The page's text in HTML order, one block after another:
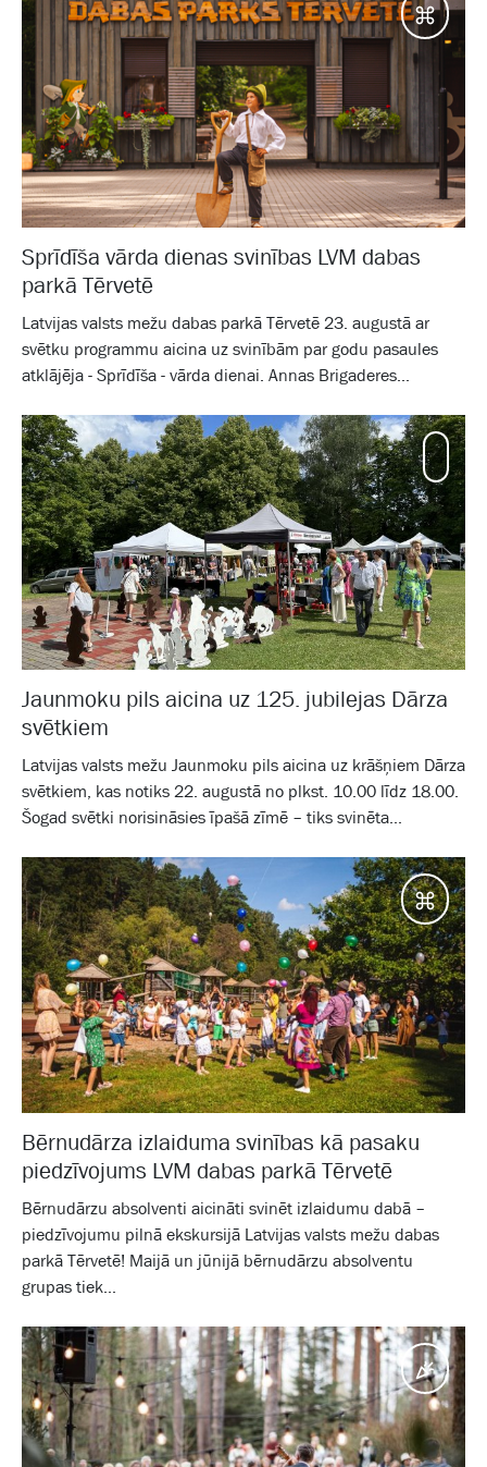
Sprīdīša vārda dienas svinības LVM dabas
parkā Tērvetē
Latvijas valsts mežu dabas parkā Tērvetē 23. augustā ar
svētku programmu aicina uz svinībām par godu pasaules
atklājēja - Sprīdīša - vārda dienai. Annas Brigaderes...
Jaunmoku pils aicina uz 125. jubilejas Dārza
svētkiem
Latvijas valsts mežu Jaunmoku pils aicina uz krāšņiem Dārza
svētkiem, kas notiks 22. augustā no plkst. 10.00 līdz 18.00.
Šogad svētki norisināsies īpašā zīmē – tiks svinēta...
Bērnudārza izlaiduma svinības kā pasaku
piedzīvojums LVM dabas parkā Tērvetē
Bērnudārzu absolventi aicināti svinēt izlaidumu dabā –
piedzīvojumu pilnā ekskursijā Latvijas valsts mežu dabas
parkā Tērvetē! Maijā un jūnijā bērnudārzu absolventu
grupas tiek...